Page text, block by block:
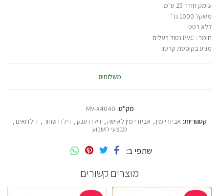
עומק חודר 25 ס"מ
משקל 1000 גר'
ללא רטט
חומר : PVC נטול רעלים
מגיע בקופסת קרטון
משלוחים
מק"ט: MV-X4040
קטגוריות: אביזרי מין, אביזרי מין לאישה , דילדו ענק , דילדו שחור , דילדואים ,
מבצעי השבוע
שתפי ב
מוצרים קשורים